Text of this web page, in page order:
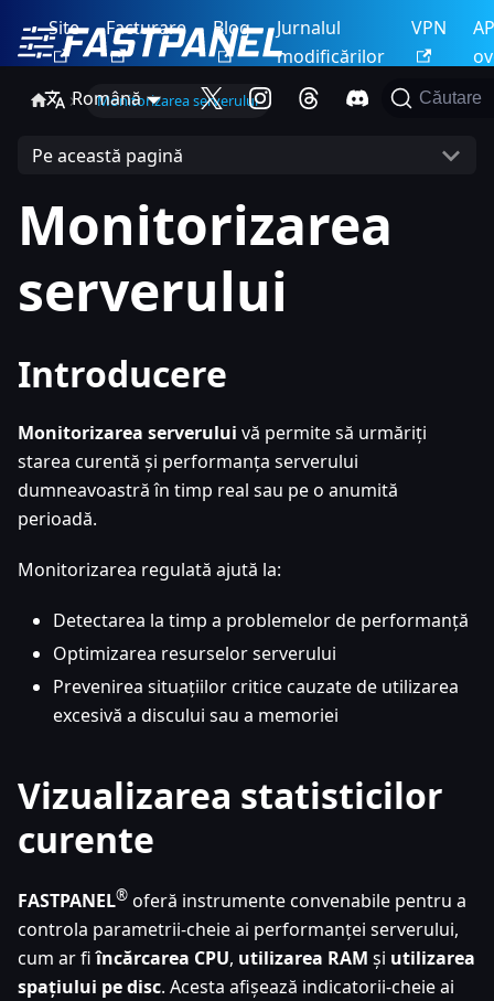
Site Facturare Blog
Jurnalul
modificărilor
VPN
Română
Căutare
Monitorizarea serverului
Pe această pagină
Monitorizarea
serverului
Introducere
Monitorizarea serverului vă permite să urmăriți
starea curentă și performanța serverului
dumneavoastră în timp real sau pe o anumită
perioadă.
Monitorizarea regulată ajută la:
Detectarea la timp a problemelor de performanță
Optimizarea resurselor serverului
Prevenirea situațiilor critice cauzate de utilizarea
excesivă a discului sau a memoriei
Vizualizarea statisticilor
curente
FASTPANEL® oferă instrumente convenabile pentru a
controla parametrii-cheie ai performanței serverului,
cum ar fiîncărcarea CPU, utilizarea RAM și utilizarea
spațiului pe disc. Acesta afișează indicatorii-cheie ai